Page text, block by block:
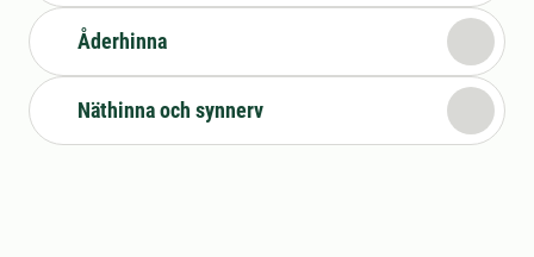
Åderhinna
Näthinna och synnerv